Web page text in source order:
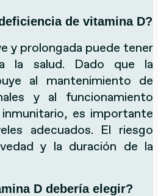
de vitamina D?
y prolongada puede tener
la salud. Dado que la
al mantenimiento de
y al funcionamiento
es importante
adecuados. El riesgo
y la duración de la
D debería elegir?